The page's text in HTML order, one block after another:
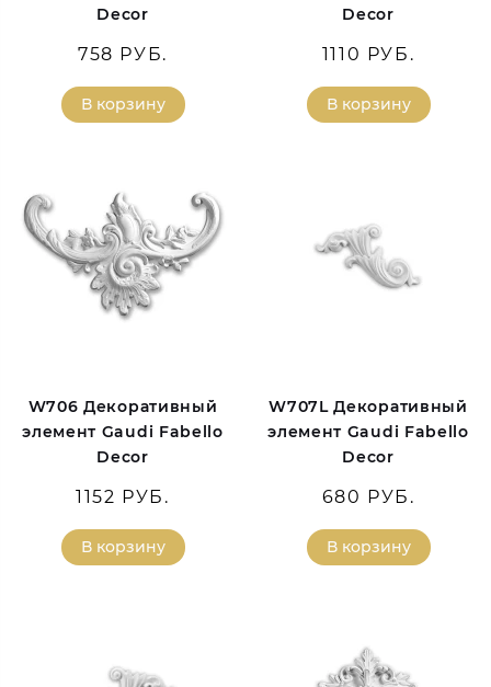
Decor
758 РУБ.
В корзину
Decor
1110 РУБ.
В корзину
W706 Декоративный
элемент Gaudi Fabello
Decor
1152 РУБ.
В корзину
W707L Декоративный
элемент Gaudi Fabello
Decor
680 РУБ.
В корзину